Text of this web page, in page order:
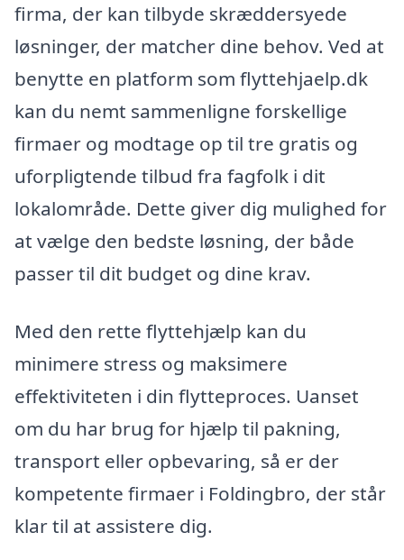
firma, der kan tilbyde skræddersyede
løsninger, der matcher dine behov. Ved at
benytte en platform som flyttehjaelp.dk
kan du nemt sammenligne forskellige
firmaer og modtage op til tre gratis og
uforpligtende tilbud fra fagfolk i dit
lokalområde. Dette giver dig mulighed for
at vælge den bedste løsning, der både
passer til dit budget og dine krav.
Med den rette flyttehjælp kan du
minimere stress og maksimere
effektiviteten i din flytteproces. Uanset
om du har brug for hjælp til pakning,
transport eller opbevaring, så er der
kompetente firmaer i Foldingbro, der står
klar til at assistere dig.